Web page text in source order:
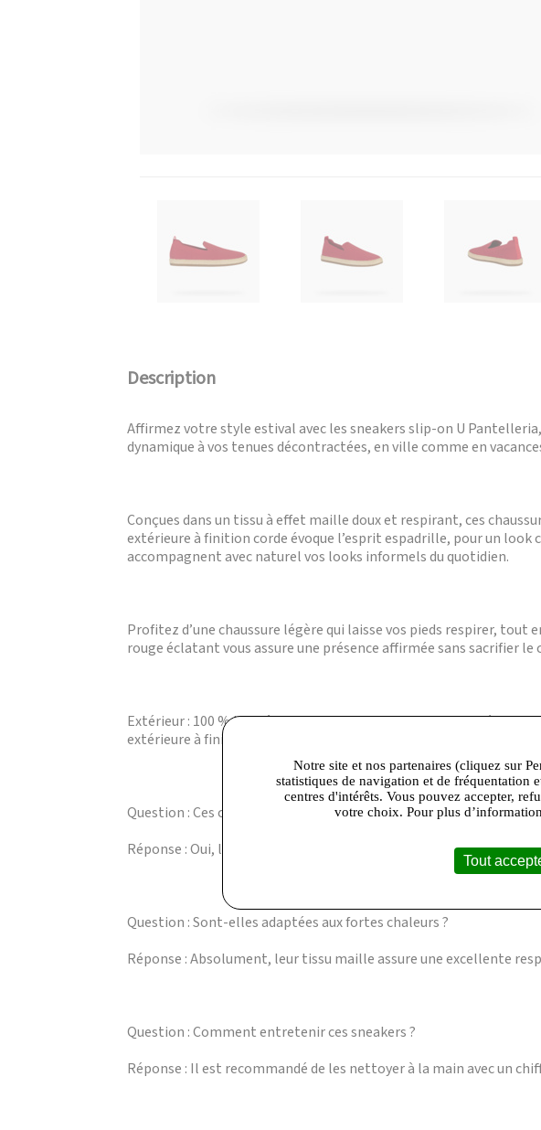
Description
Affirmez votre style estival avec les sneakers slip-on U
dynamique à vos tenues décontractées, en ville comme en
Conçues dans un tissu à effet maille doux et respirant, ces
extérieure à finition corde évoque l’esprit espadrille, pour un look
accompagnent avec naturel vos looks informels du quotidien.
Profitez d’une chaussure légère qui laisse vos pieds respirer,
rouge éclatant vous assure une présence affirmée sans sacrifier
Extérieur : 100 % tissu à effet maille pour une excellente
extérieure à finition corde pour un style espadrille authentique et
Question : Ces chaussures conviennent-elles pour une utilisation
Réponse : Oui, leur confort et leur design décontracté les rendent
Question : Sont-elles adaptées aux fortes chaleurs ?
Réponse : Absolument, leur tissu maille assure une excellente
Question : Comment entretenir ces sneakers ?
Réponse : Il est recommandé de les nettoyer à la main avec un
Notre site et nos partenaires (cliquez sur
statistiques de navigation et de fréquentation
centres d'intérêts. Vous pouvez accepter,
votre choix. Pour plus
Tout